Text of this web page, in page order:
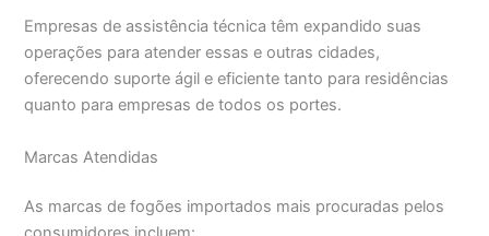
Empresas de assistência técnica têm expandido suas
operações para atender essas e outras cidades,
oferecendo suporte ágil e eficiente tanto para residências
quanto para empresas de todos os portes.
Marcas Atendidas
As marcas de fogões importados mais procuradas pelos